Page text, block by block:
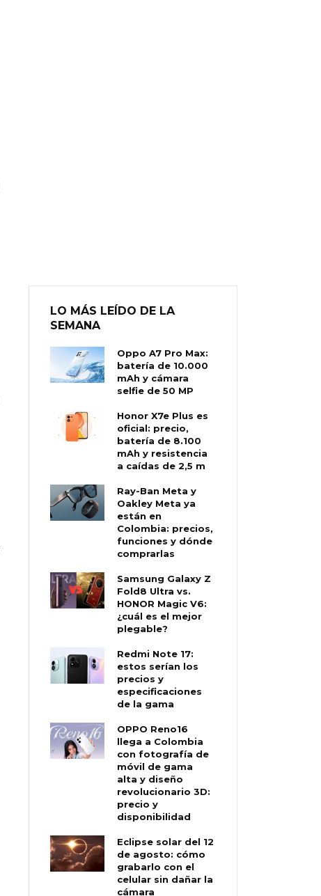
LO MÁS LEÍDO DE LA
SEMANA
Oppo A7 Pro Max:
batería de 10.000
mAh y cámara
selfie de 50 MP
Honor X7e Plus es
oficial: precio,
batería de 8.100
mAh y resistencia
a caídas de 2,5 m
Ray-Ban Meta y
Oakley Meta ya
están en
Colombia: precios,
funciones y dónde
comprarlas
Samsung Galaxy Z
Fold8 Ultra vs.
HONOR Magic V6:
¿cuál es el mejor
plegable?
Redmi Note 17:
estos serían los
precios y
especificaciones
de la gama
OPPO Reno16
llega a Colombia
con fotografía de
móvil de gama
alta y diseño
revolucionario 3D:
precio y
disponibilidad
Eclipse solar del 12
de agosto: cómo
grabarlo con el
celular sin dañar la
cámara